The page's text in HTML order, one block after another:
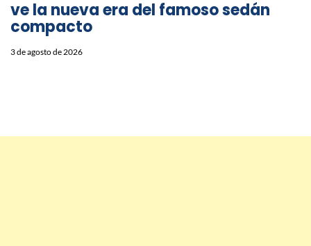
ve la nueva era del famoso sedán
compacto
3 de agosto de 2026